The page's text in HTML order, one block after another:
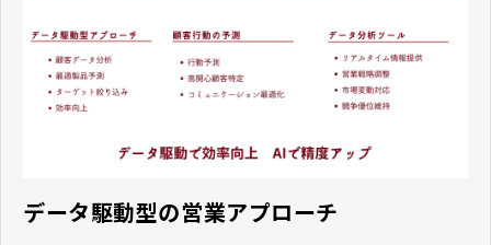
データ駆動型の営業アプローチ